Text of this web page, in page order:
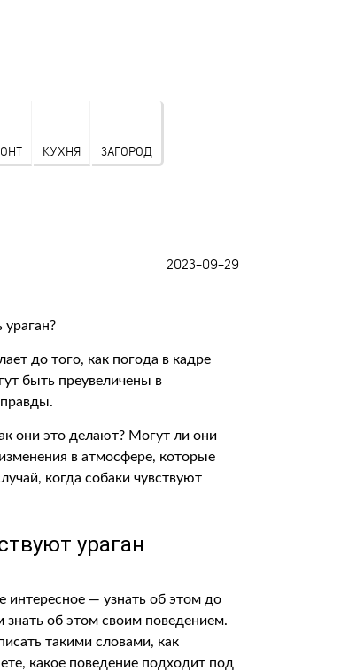
КУХНЯ ЗАГОРОД
2023-09-29
до того, как погода в кадре
быть преувеличены в
они это делают? Могут ли они
в атмосфере, которые
когда собаки чувствуют
ураган
интересное — узнать об этом до
знать об этом своим поведением.
такими словами, как
какое поведение подходит под